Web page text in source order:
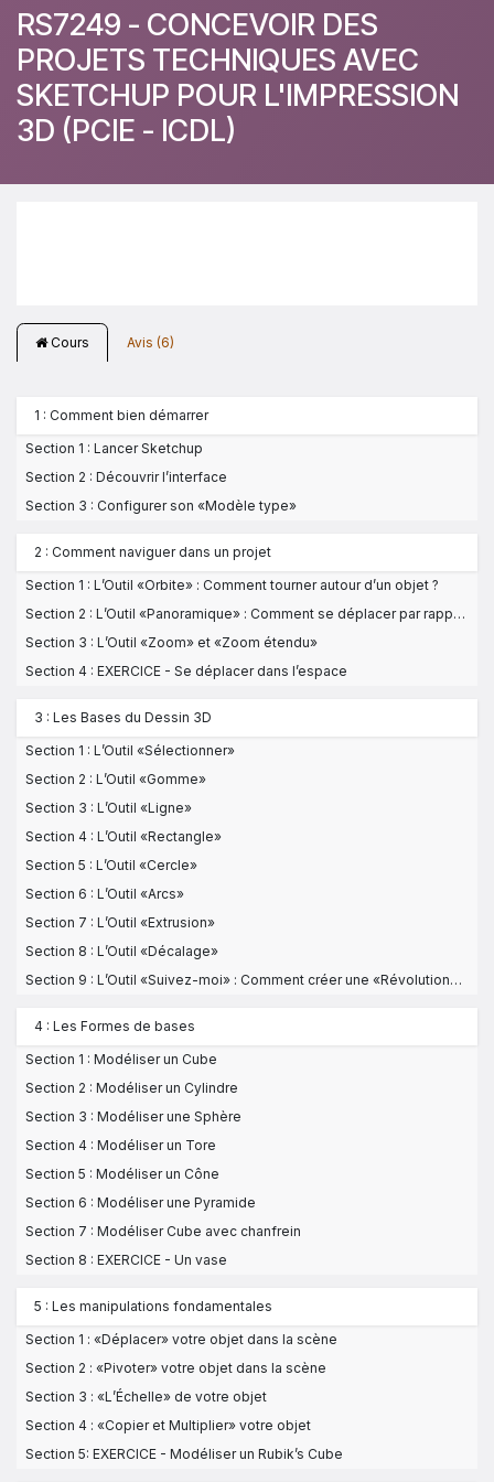
RS7249 - CONCEVOIR DES
PROJETS TECHNIQUES AVEC
SKETCHUP POUR L'IMPRESSION
3D (PCIE - ICDL)
Cours Avis (6)
1 : Comment bien démarrer
Section 1 : Lancer Sketchup
Section 2 : Découvrir l’interface
Section 3 : Configurer son «Modèle type»
2 : Comment naviguer dans un projet
Section 1 : L’Outil «Orbite» : Comment tourner autour d’un objet ?
Section 2 : L’Outil «Panoramique» : Comment se déplacer par rapport à un objet ?
Section 3 : L’Outil «Zoom» et «Zoom étendu»
Section 4 : EXERCICE - Se déplacer dans l’espace
3 : Les Bases du Dessin 3D
Section 1 : L’Outil «Sélectionner»
Section 2 : L’Outil «Gomme»
Section 3 : L’Outil «Ligne»
Section 4 : L’Outil «Rectangle»
Section 5 : L’Outil «Cercle»
Section 6 : L’Outil «Arcs»
Section 7 : L’Outil «Extrusion»
Section 8 : L’Outil «Décalage»
Section 9 : L’Outil «Suivez-moi» : Comment créer une «Révolution» ou «conduire» ?
4 : Les Formes de bases
Section 1 : Modéliser un Cube
Section 2 : Modéliser un Cylindre
Section 3 : Modéliser une Sphère
Section 4 : Modéliser un Tore
Section 5 : Modéliser un Cône
Section 6 : Modéliser une Pyramide
Section 7 : Modéliser Cube avec chanfrein
Section 8 : EXERCICE - Un vase
5 : Les manipulations fondamentales
Section 1 : «Déplacer» votre objet dans la scène
Section 2 : «Pivoter» votre objet dans la scène
Section 3 : «L’Échelle» de votre objet
Section 4 : «Copier et Multiplier» votre objet
Section 5: EXERCICE - Modéliser un Rubik’s Cube